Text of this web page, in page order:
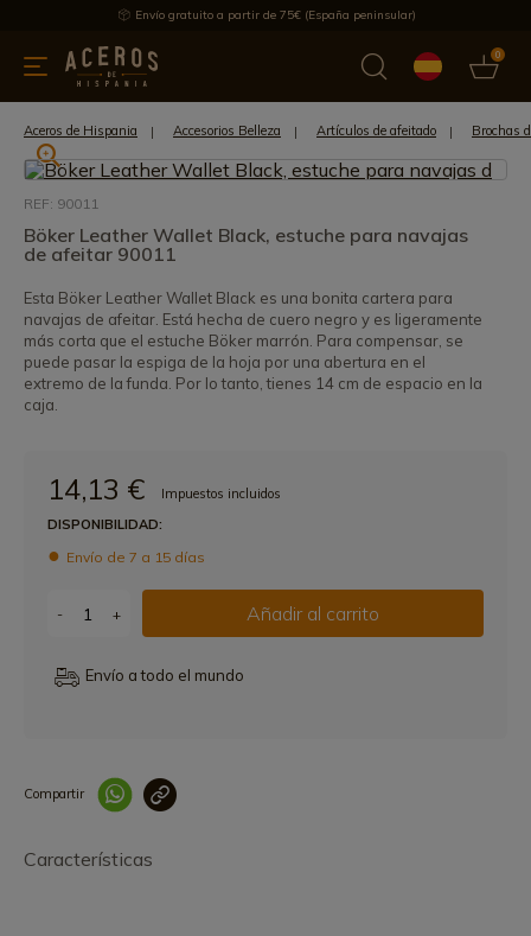
Envío gratuito a partir de 75€ (España peninsular)
0
menaje Ofertas Ultimas novedades Los más vendidos
Aceros de Hispania Accesorios Belleza Artículos de afeitado Brochas
REF: 90011
Böker Leather Wallet Black, estuche para navajas
de afeitar 90011
Esta Böker Leather Wallet Black es una bonita cartera para
navajas de afeitar. Está hecha de cuero negro y es ligeramente
más corta que el estuche Böker marrón. Para compensar, se
puede pasar la espiga de la hoja por una abertura en el
extremo de la funda. Por lo tanto, tienes 14 cm de espacio en la
caja.
14,13 €
Impuestos incluidos
DISPONIBILIDAD:
Envío de 7 a 15 días
- + Añadir al carrito
Envío a todo el mundo
Compartir
Características